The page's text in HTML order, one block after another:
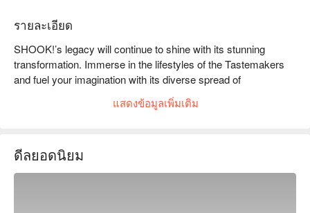
รายละเอียด
SHOOK!’s legacy will continue to shine with its stunning
transformation. Immerse in the lifestyles of the Tastemakers
and fuel your imagination with its diverse spread of
gastronomic creations. Redefining flavours from around the
world, taste the seasons as SHOOK! brings to you fresh,
purveyors and around the world, authentically prepared and
immaculately presented.
แสดงข้อมูลเพิ่มเติม
ดีลยอดนิยม